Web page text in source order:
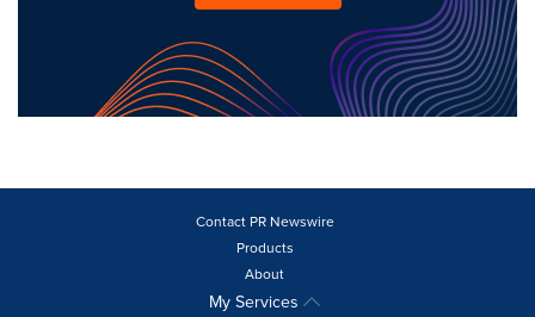
Contact PR Newswire
Products
About
My Services